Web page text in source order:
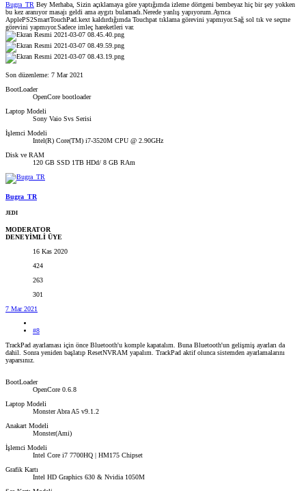
Bugra_TR Bey Merhaba, Sizin açıklamaya göre yaptığımda izleme dörtgeni bembeyaz hiç bir şey yokken
bu kez aranıyor masajı geldi ama aygıtı bulamadı.Nerede yanlış yapıyorum.Ayrıca
ApplePS2SmartTouchPad.kext kaldırdığımda Touchpat tıklama görevini yapmıyor.Sağ sol tık ve seçme
görevini yapmıyor.Sadece imleç hareketleri var.
Son düzenleme: 7 Mar 2021
BootLoader
OpenCore bootloader
Laptop Modeli
Sony Vaio Svs Serisi
İşlemci Modeli
Intel(R) Core(TM) i7-3520M CPU @ 2.90GHz
Disk ve RAM
120 GB SSD 1TB HDd/ 8 GB RAm
Bugra_TR
JEDI
MODERATOR
DENEYİMLİ ÜYE
16 Kas 2020
424
263
301
7 Mar 2021
#8
TrackPad ayarlaması için önce Bluetooth'u komple kapatalım. Buna Bluetooth'un gelişmiş ayarları da
dahil. Sonra yeniden başlatıp ResetNVRAM yapalım. TrackPad aktif olunca sistemden ayarlamalarını
yaparsınız.
BootLoader
OpenCore 0.6.8
Laptop Modeli
Monster Abra A5 v9.1.2
Anakart Modeli
Monster(Ami)
İşlemci Modeli
Intel Core i7 7700HQ | HM175 Chipset
Grafik Kartı
Intel HD Graphics 630 & Nvidia 1050M